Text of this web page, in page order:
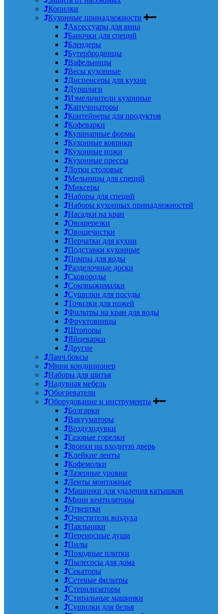
Копилки
Кухонные принадлежности
Аксессуары для вина
Баночки для специй
Блендеры
Бутербродницы
Вафельницы
Весы кухонные
Диспенсеры для кухни
Дуршлаги
Измельчители кухонные
Капучинаторы
Контейнеры для продуктов
Кофеварки
Кулинарные формы
Кухонные коврики
Кухонные ножи
Кухонные прессы
Лотки столовые
Мельницы для специй
Миксеры
Наборы для специй
Наборы кухонных принадлежностей
Насадки на кран
Овощерезки
Овощечистки
Перчатки для кухни
Подставки кухонные
Помпы для воды
Разделочные доски
Сковороды
Соковыжималки
Сушилки для посуды
Точилки для ножей
Фильтры на кран для воды
Фруктовницы
Штопоры
Яйцеварки
Другие
Ланч боксы
Мини кондиционер
Наборы для шитья
Надувная мебель
Обогреватели
Оборудование и инструменты
Болгарки
Вакууматоры
Воздуходувки
Газовые горелки
Звонки на входную дверь
Клейкие ленты
Кофемолки
Лазерные уровни
Ленты монтажные
Машинки для удаления катышков
Мини вентиляторы
Отвертки
Очистители воздуха
Паяльники
Переносные души
Пилы
Походные плитки
Пылесосы для дома
Секаторы
Сетевые фильтры
Стерилизаторы
Стиральные машинки
Сушилки для белья